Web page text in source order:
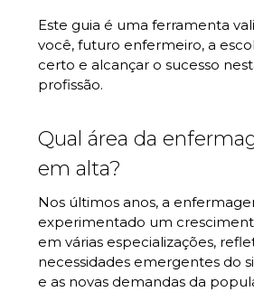
Este guia é uma ferramenta
você, futuro enfermeiro, a
certo e alcançar o sucesso
profissão.
Qual área da
em alta?
Nos últimos anos, a
experimentado um
em várias especializações,
necessidades emergentes do
e as novas demandas da